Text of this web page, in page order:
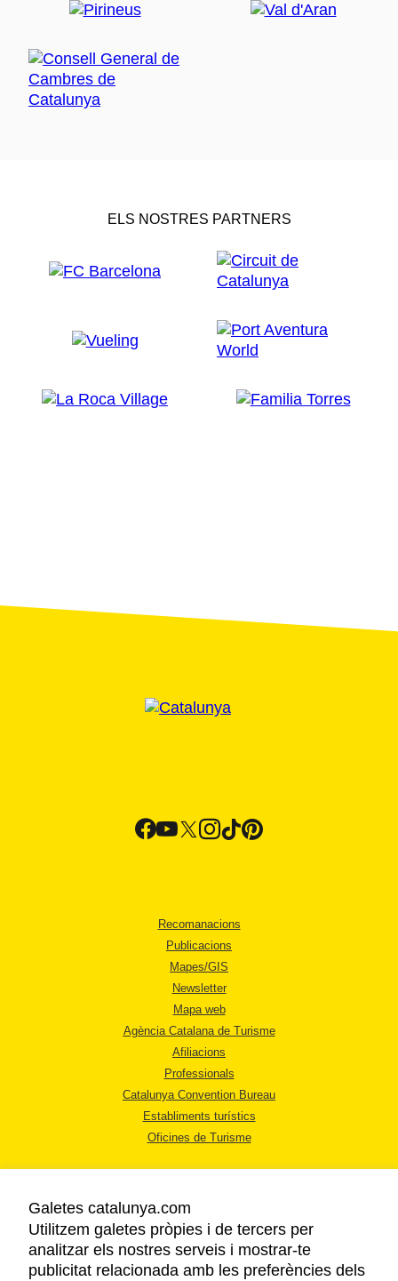
ELS NOSTRES PARTNERS
Recomanacions
Publicacions
Mapes/GIS
Newsletter
Mapa web
Agència Catalana de Turisme
Afiliacions
Professionals
Catalunya Convention Bureau
Establiments turístics
Oficines de Turisme
AVÍS LEGAL
Galetes catalunya.com
Utilitzem galetes pròpies i de tercers per
analitzar els nostres serveis i mostrar-te
publicitat relacionada amb les preferències dels